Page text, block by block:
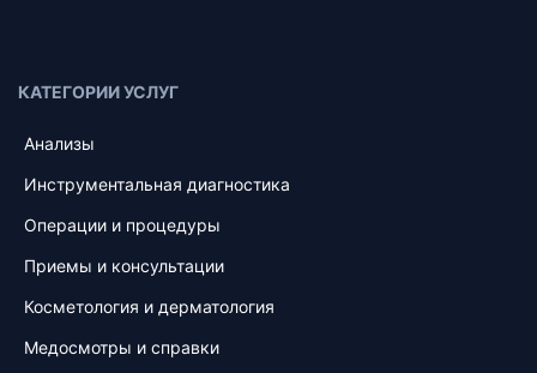
КАТЕГОРИИ УСЛУГ
Анализы
Инструментальная диагностика
Операции и процедуры
Приемы и консультации
Косметология и дерматология
Медосмотры и справки